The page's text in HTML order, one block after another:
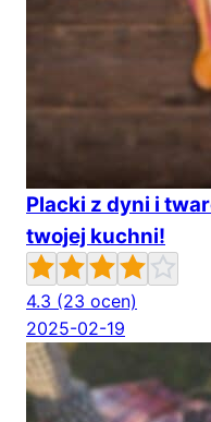
Placki z dyni i
twojej kuchni!
4.3 (23 ocen)
2025-02-19